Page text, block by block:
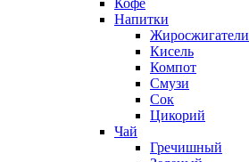
Кофе
Напитки
Жиросжигатели
Кисель
Компот
Смузи
Сок
Цикорий
Чай
Гречишный